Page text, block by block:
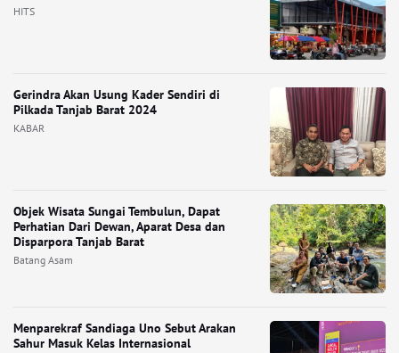
HITS
Gerindra Akan Usung Kader Sendiri di
Pilkada Tanjab Barat 2024
KABAR
Objek Wisata Sungai Tembulun, Dapat
Perhatian Dari Dewan, Aparat Desa dan
Disparpora Tanjab Barat
Batang Asam
Menparekraf Sandiaga Uno Sebut Arakan
Sahur Masuk Kelas Internasional